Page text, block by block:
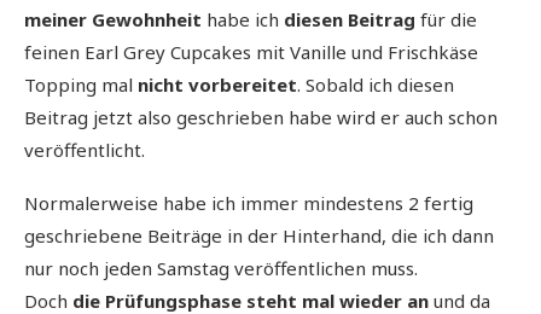
meiner Gewohnheit habe ich diesen Beitrag für die
feinen Earl Grey Cupcakes mit Vanille und Frischkäse
Topping mal nicht vorbereitet. Sobald ich diesen
Beitrag jetzt also geschrieben habe wird er auch schon
veröffentlicht.
Normalerweise habe ich immer mindestens 2 fertig
geschriebene Beiträge in der Hinterhand, die ich dann
nur noch jeden Samstag veröffentlichen muss.
Doch die Prüfungsphase steht mal wieder an und da